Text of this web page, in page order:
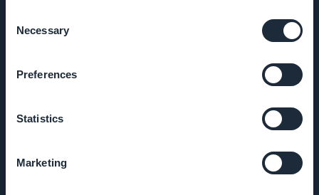
Selection
Necessary
Preferences
Statistics
Marketing
Supporto
GoodBarber
Studio